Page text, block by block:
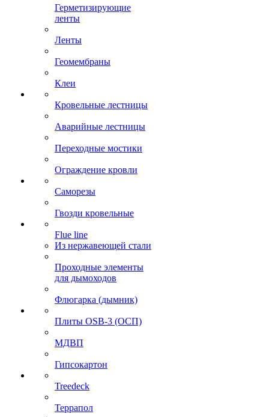
Герметизирующие
ленты
Ленты
Геомембраны
Клеи
Кровельные лестницы
Аварийные лестницы
Переходные мостики
Ограждение кровли
Саморезы
Гвозди кровельные
Flue line
Из нержавеющей стали
Проходные элементы
для дымоходов
Флюгарка (дымник)
Плиты OSB-3 (ОСП)
МДВП
Гипсокартон
Treedeck
Террапол